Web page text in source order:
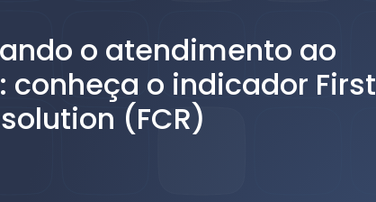
o atendimento ao
conheça o indicador First
(FCR)